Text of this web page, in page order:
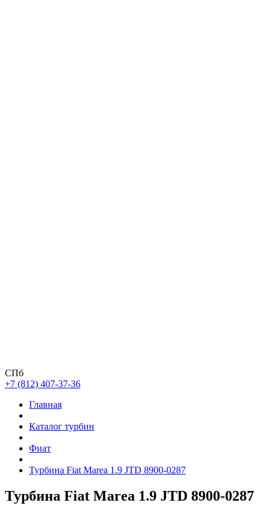
СПб
+7 (812) 407-37-36
Главная
Каталог турбин
Фиат
Турбина Fiat Marea 1.9 JTD 8900-0287
Турбина Fiat Marea 1.9 JTD 8900-0287